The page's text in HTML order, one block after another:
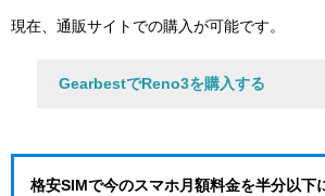
現在、通販サイトでの購入が可能です。
GearbestでReno3を購入する
格安SIMで今のスマホ月額料金を半分以下